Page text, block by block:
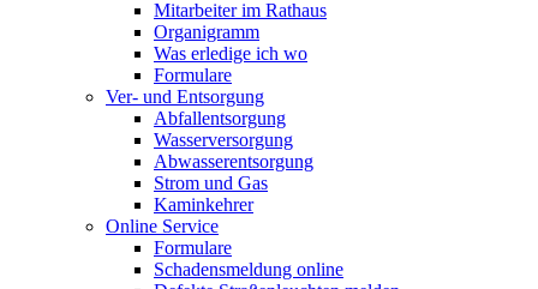
Mitarbeiter im Rathaus
Organigramm
Was erledige ich wo
Formulare
Ver- und Entsorgung
Abfallentsorgung
Wasserversorgung
Abwasserentsorgung
Strom und Gas
Kaminkehrer
Online Service
Formulare
Schadensmeldung online